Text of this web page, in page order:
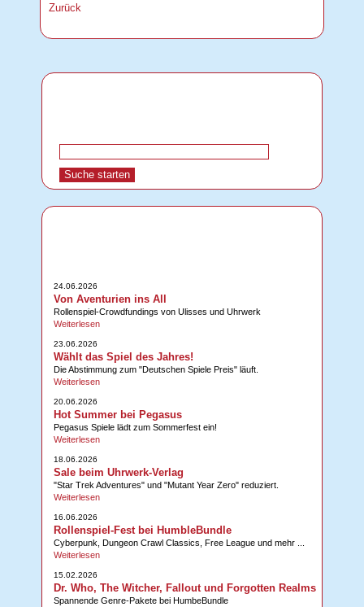
Zurück
24.06.2026
Von Aventurien ins All
Rollenspiel-Crowdfundings von Ulisses und Uhrwerk
Weiterlesen
23.06.2026
Wählt das Spiel des Jahres!
Die Abstimmung zum "Deutschen Spiele Preis" läuft.
Weiterlesen
20.06.2026
Hot Summer bei Pegasus
Pegasus Spiele lädt zum Sommerfest ein!
Weiterlesen
18.06.2026
Sale beim Uhrwerk-Verlag
"Star Trek Adventures" und "Mutant Year Zero" reduziert.
Weiterlesen
16.06.2026
Rollenspiel-Fest bei HumbleBundle
Cyberpunk, Dungeon Crawl Classics, Free League und mehr ...
Weiterlesen
15.02.2026
Dr. Who, The Witcher, Fallout und Forgotten Realms
Spannende Genre-Pakete bei HumbeBundle